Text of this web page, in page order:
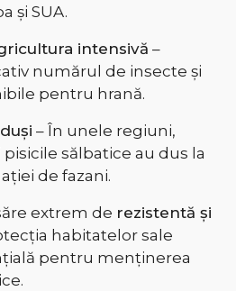
și SUA.
intensivă –
numărul de insecte și
pentru hrană.
– În unele regiuni,
pisicile sălbatice au dus la
de fazani.
extrem de rezistentă și
habitatelor sale
pentru menținerea